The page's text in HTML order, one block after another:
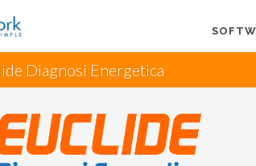
Diagnosi Energetica